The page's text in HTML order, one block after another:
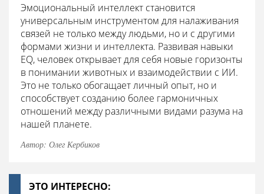
Эмоциональный интеллект становится
универсальным инструментом для налаживания
связей не только между людьми, но и с другими
формами жизни и интеллекта. Развивая навыки
EQ, человек открывает для себя новые горизонты
в понимании животных и взаимодействии с ИИ.
Это не только обогащает личный опыт, но и
способствует созданию более гармоничных
отношений между различными видами разума на
нашей планете.
Автор: Олег Кербиков
ЭТО ИНТЕРЕСНО: